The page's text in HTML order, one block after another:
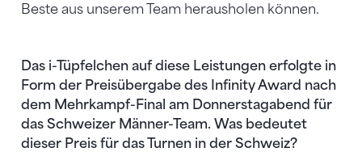
Beste aus unserem Team herausholen können.
Das i-Tüpfelchen auf diese Leistungen erfolgte in
Form der Preisübergabe des Infinity Award nach
dem Mehrkampf-Final am Donnerstagabend für
das Schweizer Männer-Team. Was bedeutet
dieser Preis für das Turnen in der Schweiz?